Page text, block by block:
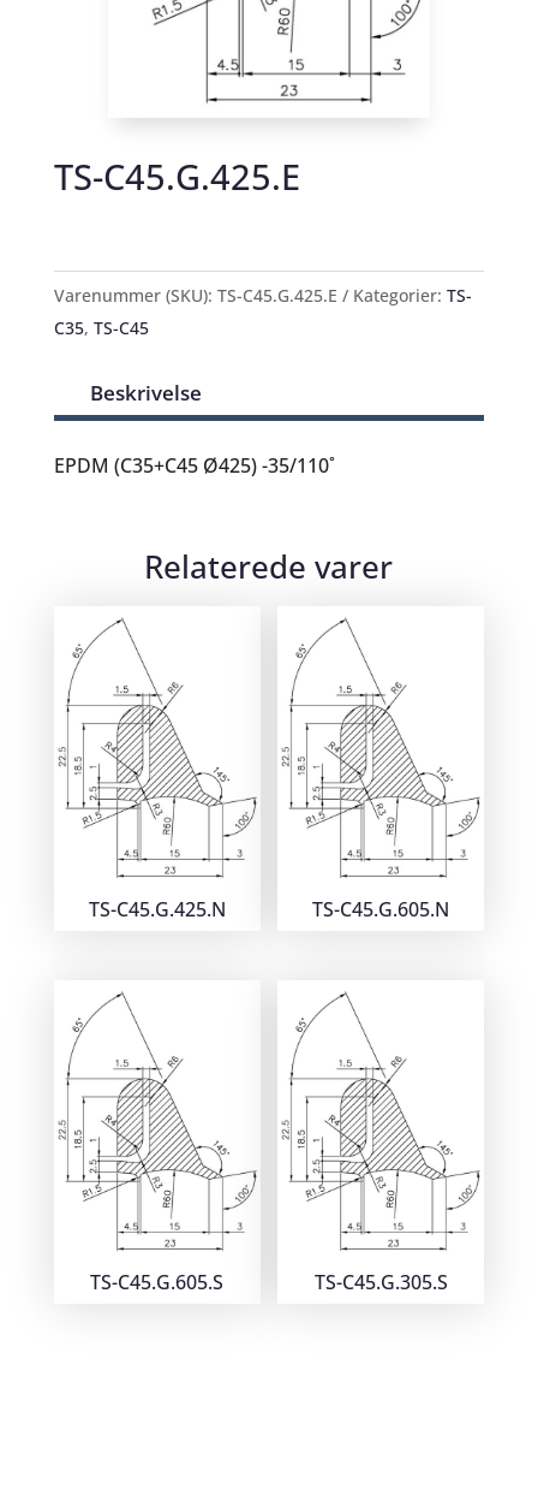
TS-C45.G.425.E
Varenummer (SKU): TS-C45.G.425.E Kategorier: TS-
C35, TS-C45
Beskrivelse
EPDM (C35+C45 Ø425) -35/110˚
Relaterede varer
TS-C45.G.425.N TS-C45.G.605.N
TS-C45.G.605.S TS-C45.G.305.S